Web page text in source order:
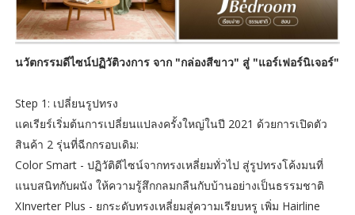
นวัตกรรมดีไซน์ปฏิวัติวงการ จาก "กล่องสีขาว" สู่ "แอร์เฟอร์นิเจอร์"
Step 1: เปลี่ยนรูปทรง
แคเรียร์เริ่มต้นการเปลี่ยนแปลงครั้งใหญ่ในปี 2021 ด้วยการเปิดตัว
สินค้า 2 รุ่นที่ฉีกกรอบเดิม:
Color Smart - ปฏิวัติดีไซน์จากทรงเหลี่ยมทั่วไป สู่รูปทรงโค้งมนที่
แนบสนิทกับผนัง ให้ความรู้สึกกลมกลืนกับบ้านอย่างเป็นธรรมชาติ
XInverter Plus - ยกระดับทรงเหลี่ยมสู่ความเรียบหรู เพิ่ม Hairline